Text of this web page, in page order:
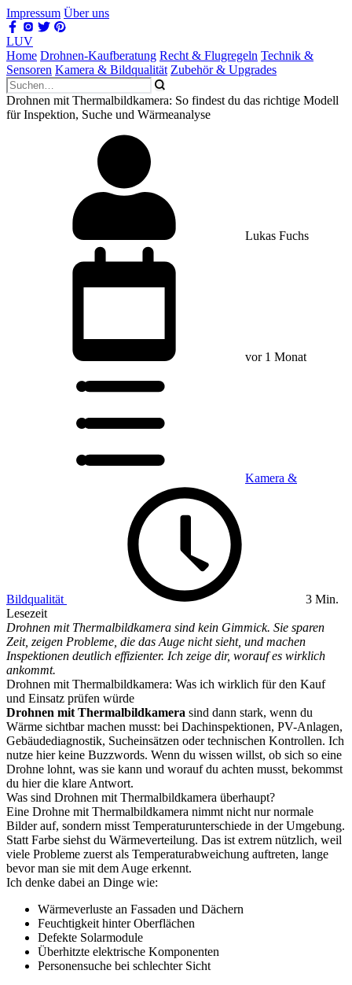
Impressum Über uns
LUV
Home Drohnen-Kaufberatung Recht & Flugregeln Technik &
Sensoren Kamera & Bildqualität Zubehör & Upgrades
Drohnen mit Thermalbildkamera: So findest du das richtige Modell
für Inspektion, Suche und Wärmeanalyse
Lukas Fuchs
vor 1 Monat
Kamera &
Bildqualität
3 Min.
Lesezeit
Drohnen mit Thermalbildkamera sind kein Gimmick. Sie sparen
Zeit, zeigen Probleme, die das Auge nicht sieht, und machen
Inspektionen deutlich effizienter. Ich zeige dir, worauf es wirklich
ankommt.
Drohnen mit Thermalbildkamera: Was ich wirklich für den Kauf
und Einsatz prüfen würde
Drohnen mit Thermalbildkamera sind dann stark, wenn du
Wärme sichtbar machen musst: bei Dachinspektionen, PV-Anlagen,
Gebäudediagnostik, Sucheinsätzen oder technischen Kontrollen. Ich
nutze hier keine Buzzwords. Wenn du wissen willst, ob sich so eine
Drohne lohnt, was sie kann und worauf du achten musst, bekommst
du hier die klare Antwort.
Was sind Drohnen mit Thermalbildkamera überhaupt?
Eine Drohne mit Thermalbildkamera nimmt nicht nur normale
Bilder auf, sondern misst Temperaturunterschiede in der Umgebung.
Statt Farbe siehst du Wärmeverteilung. Das ist extrem nützlich, weil
viele Probleme zuerst als Temperaturabweichung auftreten, lange
bevor man sie mit dem Auge erkennt.
Ich denke dabei an Dinge wie:
Wärmeverluste an Fassaden und Dächern
Feuchtigkeit hinter Oberflächen
Defekte Solarmodule
Überhitzte elektrische Komponenten
Personensuche bei schlechter Sicht